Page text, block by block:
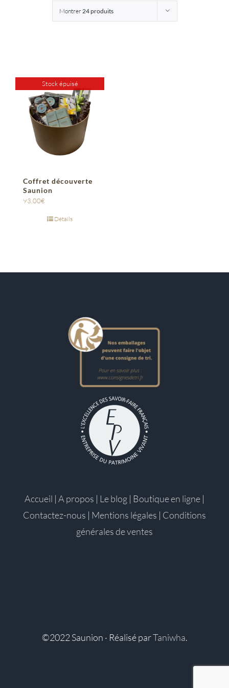
Montrer24 produits
Stock épuisé
Coffret découverte
Saunion
93,00€
Détails
Accueil | A propos | Le blog | Boutique en ligne |
Contactez-nous | Mentions légales | Conditions
générales de ventes
©2022 Saunion · Réalisé parTaniwha.